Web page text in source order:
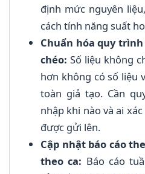
định mức nguyên
cách tính năng suất
Chuẩn hóa quy
chéo: Số liệu không
hơn không có số liệu
toàn giả tạo. Cần
nhập khi nào và ai
được gửi lên.
Cập nhật báo cáo
theo ca: Báo cáo